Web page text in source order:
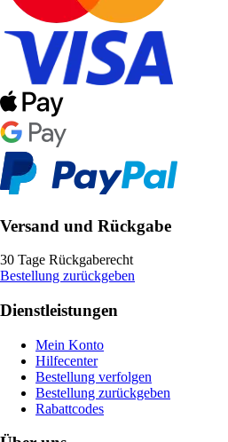
Versand und Rückgabe
30 Tage Rückgaberecht
Bestellung zurückgeben
Dienstleistungen
Mein Konto
Hilfecenter
Bestellung verfolgen
Bestellung zurückgeben
Rabattcodes